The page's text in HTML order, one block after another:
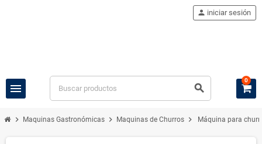
menu search
person iniciar sesión
0
chevron_right Maquinas Gastronómicas chevron_right Maquinas de Churros chevron_right Máquina para